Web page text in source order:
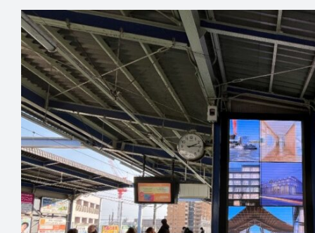
域
活
性
化
二
刀
流
マ
ン
シ
ョ
ン
企
画
営
業
土
木
施
工
管
理
人